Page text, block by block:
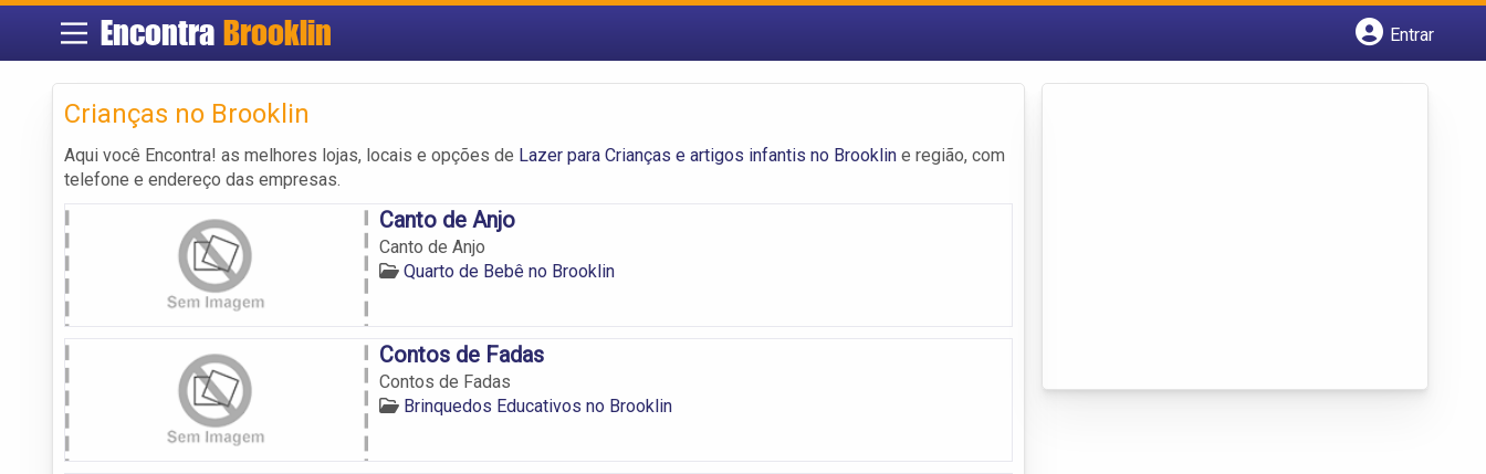
Encontra Brooklin
Entrar
Crianças no Brooklin
Aqui você Encontra! as melhores lojas, locais e opções de Lazer para Crianças e artigos infantis no Brooklin e região, com
telefone e endereço das empresas.
Canto de Anjo
Canto de Anjo
Quarto de Bebê no Brooklin
Contos de Fadas
Contos de Fadas
Brinquedos Educativos no Brooklin